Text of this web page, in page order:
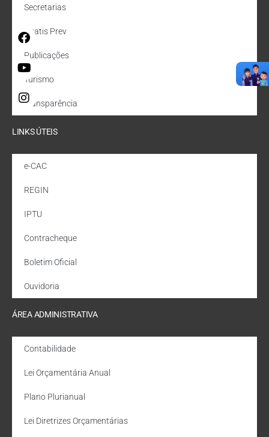
Secretarias
Quatis Prev
Publicações
Turismo
Transparência
LINKS ÚTEIS
e-CAC
REGIN
IPTU
Contracheque
Boletim Oficial
Ouvidoria
ÁREA ADMINISTRATIVA
Contabilidade
Lei Orçamentária Anual
Plano Plurianual
Lei Diretrizes Orçamentárias